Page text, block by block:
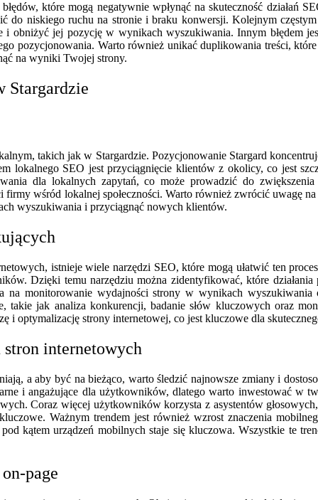
które mogą negatywnie wpłynąć na skuteczność działań
niskiego ruchu na stronie i braku konwersji. Kolejnym
jej pozycję w wynikach wyszukiwania. Innym błędem
pozycjonowania. Warto również unikać duplikowania treści,
na wyniki Twojej strony.
Stargardzie
takich jak w Stargardzie. Pozycjonowanie Stargard
lokalnego SEO jest przyciągnięcie klientów z okolicy, co jest
dla lokalnych zapytań, co może prowadzić do
wśród lokalnej społeczności. Warto również zwrócić uwagę
wyszukiwania i przyciągnąć nowych klientów.
istnieje wiele narzędzi SEO, które mogą ułatwić ten
Dzięki temu narzędziu można zidentyfikować, które
na monitorowanie wydajności strony w wynikach
takie jak analiza konkurencji, badanie słów kluczowych oraz
i optymalizację strony internetowej, co jest kluczowe dla
internetowych
a aby być na bieżąco, warto śledzić najnowsze zmiany i
i angażujące dla użytkowników, dlatego warto inwestować w
Coraz więcej użytkowników korzysta z asystentów
Ważnym trendem jest również wzrost znaczenia
kątem urządzeń mobilnych staje się kluczowa. Wszystkie te
page